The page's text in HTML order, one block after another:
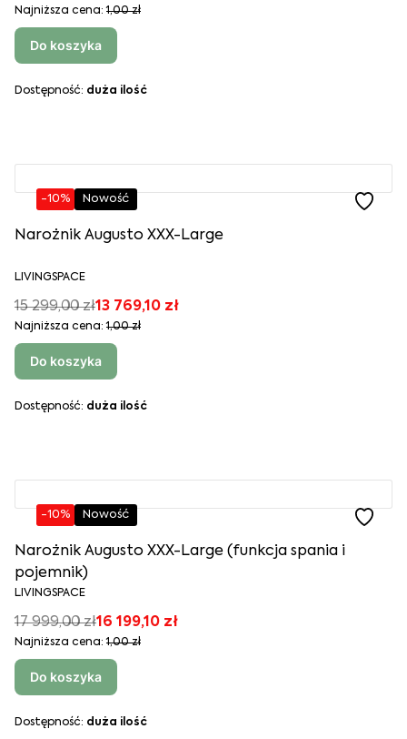
Najniższa cena: 1,00 zł
Do koszyka
Dostępność: duża ilość
-10% Nowość
Narożnik Augusto XXX-Large
LIVINGSPACE
15 299,00 zł13 769,10 zł
Najniższa cena: 1,00 zł
Do koszyka
Dostępność: duża ilość
-10% Nowość
Narożnik Augusto XXX-Large (funkcja spania i
pojemnik)
LIVINGSPACE
17 999,00 zł16 199,10 zł
Najniższa cena: 1,00 zł
Do koszyka
Dostępność: duża ilość